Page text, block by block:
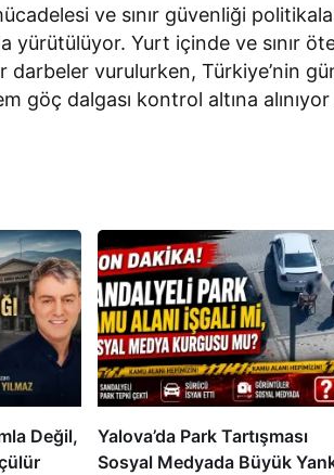
ve sınır güvenliği
yürütülüyor. Yurt içinde ve sınır
vurulurken, Türkiye’nin
göç dalgası kontrol altına
Değil,
Yalova’da Park Tartışması
Sosyal Medyada Büyük